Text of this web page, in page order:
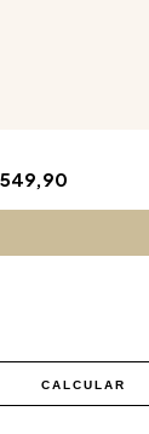
CALCULAR